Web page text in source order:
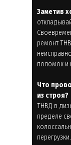
Заметив
ремонт
поломок и
Что
из строя?
ТНВД в
пределе
перегрузки.